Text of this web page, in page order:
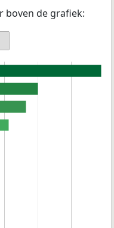
boven de grafiek: